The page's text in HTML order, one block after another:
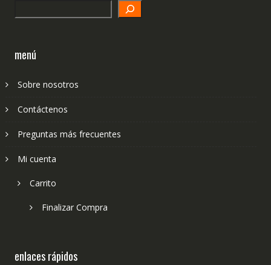
menú
Sobre nosotros
Contáctenos
Preguntas más frecuentes
Mi cuenta
Carrito
Finalizar Compra
enlaces rápidos